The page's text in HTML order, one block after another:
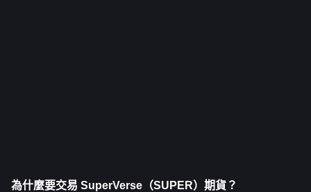
為什麼要交易 SuperVerse（SUPER）期貨？